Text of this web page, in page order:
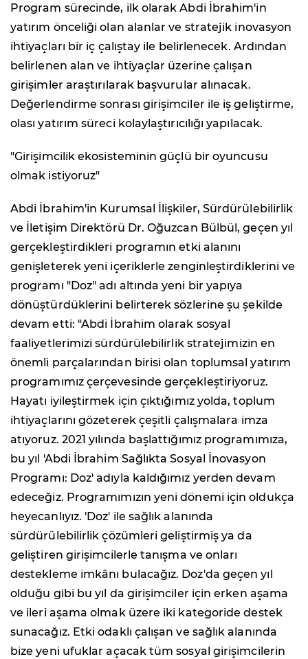
Program sürecinde, ilk olarak Abdi İbrahim'in
yatırım önceliği olan alanlar ve stratejik inovasyon
ihtiyaçları bir iç çalıştay ile belirlenecek. Ardından
belirlenen alan ve ihtiyaçlar üzerine çalışan
girişimler araştırılarak başvurular alınacak.
Değerlendirme sonrası girişimciler ile iş geliştirme,
olası yatırım süreci kolaylaştırıcılığı yapılacak.
"Girişimcilik ekosisteminin güçlü bir oyuncusu
olmak istiyoruz"
Abdi İbrahim'in Kurumsal İlişkiler, Sürdürülebilirlik
ve İletişim Direktörü Dr. Oğuzcan Bülbül, geçen yıl
gerçekleştirdikleri programın etki alanını
genişleterek yeni içeriklerle zenginleştirdiklerini ve
programı "Doz" adı altında yeni bir yapıya
dönüştürdüklerini belirterek sözlerine şu şekilde
devam etti: "Abdi İbrahim olarak sosyal
faaliyetlerimizi sürdürülebilirlik stratejimizin en
önemli parçalarından birisi olan toplumsal yatırım
programımız çerçevesinde gerçekleştiriyoruz.
Hayatı iyileştirmek için çıktığımız yolda, toplum
ihtiyaçlarını gözeterek çeşitli çalışmalara imza
atıyoruz. 2021 yılında başlattığımız programımıza,
bu yıl 'Abdi İbrahim Sağlıkta Sosyal İnovasyon
Programı: Doz' adıyla kaldığımız yerden devam
edeceğiz. Programımızın yeni dönemi için oldukça
heyecanlıyız. 'Doz' ile sağlık alanında
sürdürülebilirlik çözümleri geliştirmiş ya da
geliştiren girişimcilerle tanışma ve onları
destekleme imkânı bulacağız. Doz'da geçen yıl
olduğu gibi bu yıl da girişimciler için erken aşama
ve ileri aşama olmak üzere iki kategoride destek
sunacağız. Etki odaklı çalışan ve sağlık alanında
bize yeni ufuklar açacak tüm sosyal girişimcilerin